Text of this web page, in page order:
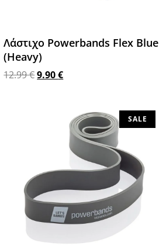
Λάστιχο Powerbands Flex Blue
(Heavy)
12.99€9.90€
SALE